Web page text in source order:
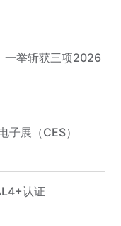
一举斩获三项2026
展（CES）
认证